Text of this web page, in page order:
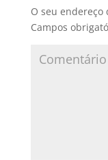
O seu
Campos